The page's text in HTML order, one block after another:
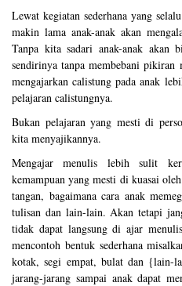
Lewat kegiatan sederhana yang
makin lama anak-anak akan
Tanpa kita sadari anak-anak akan
sendirinya tanpa membebani pikiran
mengajarkan calistung pada anak
pelajaran calistungnya.
Bukan pelajaran yang mesti di
kita menyajikannya.
Mengajar menulis lebih sulit
kemampuan yang mesti di kuasai
tangan, bagaimana cara anak
tulisan dan lain-lain. Akan tetapi
tidak dapat langsung di ajar
mencontoh bentuk sederhana
kotak, segi empat, bulat dan {lain-
jarang-jarang sampai anak dapat